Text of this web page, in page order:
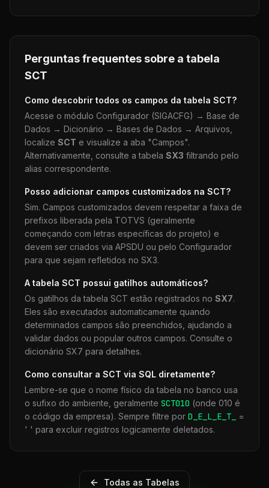
Perguntas frequentes sobre a tabela
SCT
Como descobrir todos os campos da tabela SCT?
Acesse o módulo Configurador (SIGACFG) → Base de
Dados → Dicionário → Bases de Dados → Arquivos,
localize SCT e visualize a aba "Campos".
Alternativamente, consulte a tabela SX3 filtrando pelo
alias correspondente.
Posso adicionar campos customizados na SCT?
Sim. Campos customizados devem respeitar a faixa de
prefixos liberada pela TOTVS (geralmente
começando com letras específicas do projeto) e
devem ser criados via APSDU ou pelo Configurador
para que sejam refletidos no SX3.
A tabela SCT possui gatilhos automáticos?
Os gatilhos da tabela SCT estão registrados no SX7.
Eles são executados automaticamente quando
determinados campos são preenchidos, ajudando a
validar dados ou popular outros campos. Consulte o
dicionário SX7 para detalhes.
Como consultar a SCT via SQL diretamente?
Lembre-se que o nome físico da tabela no banco usa
o sufixo do ambiente, geralmente SCT010 (onde 010 é
o código da empresa). Sempre filtre por D_E_L_E_T_
=
' ' para excluir registros logicamente deletados.
Todas as Tabelas